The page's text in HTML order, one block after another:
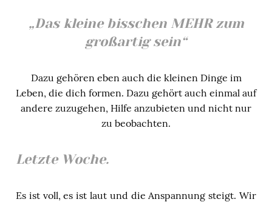
„Das kleine bisschen MEHR zum
großartig sein“
Dazu gehören eben auch die kleinen Dinge im
Leben, die dich formen. Dazu gehört auch einmal auf
andere zuzugehen, Hilfe anzubieten und nicht nur
zu beobachten.
Letzte Woche.
Es ist voll, es ist laut und die Anspannung steigt. Wir